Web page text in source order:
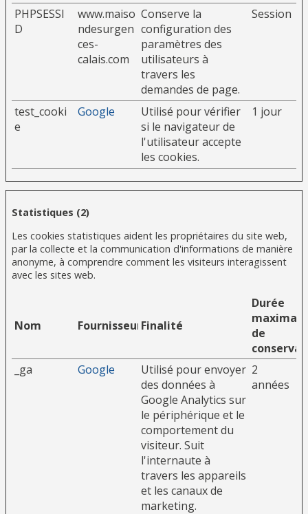
PHPSESSI
D
www.maiso
ndesurgen
ces-
calais.com
Conserve la
configuration des
paramètres des
utilisateurs à
travers les
demandes de page.
Session
test_cooki
e
Google
Utilisé pour vérifier
si le navigateur de
l'utilisateur accepte
les cookies.
1 jour
Statistiques (2)
Les cookies statistiques aident les propriétaires du site web,
par la collecte et la communication d'informations de manière
anonyme, à comprendre comment les visiteurs interagissent
avec les sites web.
Nom Fournisseur Finalité
Durée
maximale
de
_ga
Google
Utilisé pour envoyer
des données à
Google Analytics sur
le périphérique et le
comportement du
visiteur. Suit
l'internaute à
travers les appareils
et les canaux de
marketing.
2
années